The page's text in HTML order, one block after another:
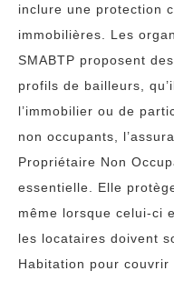
inclure une protection
immobilières. Les
SMABTP proposent
profils de bailleurs,
l’immobilier ou de
non occupants,
Propriétaire Non
essentielle. Elle
même lorsque celui-ci
les locataires doivent
Habitation pour